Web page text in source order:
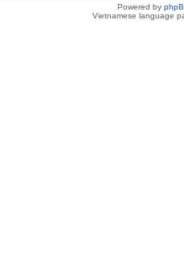
Powered by
Vietnamese language